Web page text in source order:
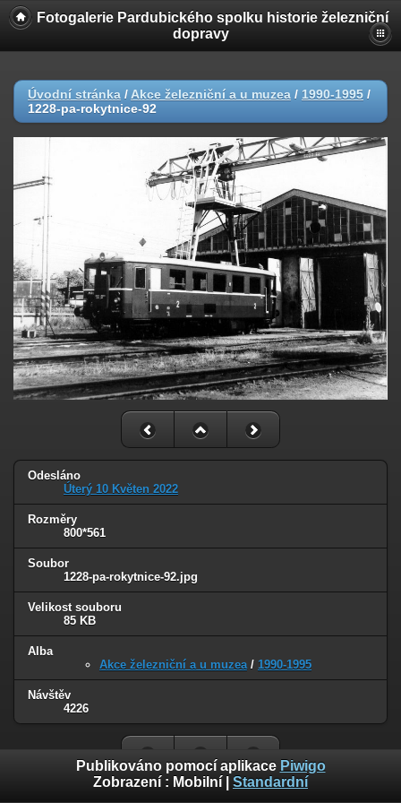
Fotogalerie Pardubického spolku historie železniční
dopravy
Úvodní stránka / Akce železniční a u muzea / 1990-1995 /
1228-pa-rokytnice-92
Odesláno
Úterý 10 Květen 2022
Rozměry
800*561
Soubor
1228-pa-rokytnice-92.jpg
Velikost souboru
85 KB
Alba
Akce železniční a u muzea / 1990-1995
Návštěv
4226
Publikováno pomocí aplikace Piwigo
Zobrazení : Mobilní Standardní